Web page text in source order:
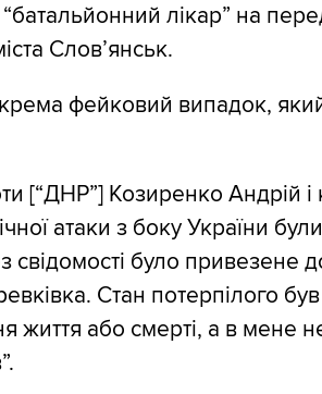
лікар” на
Слов’янськ.
фейковий випадок,
[“ДНР”] Козиренко Андрій і
атаки з боку України
свідомості було привезене
Стан потерпілого
життя або смерті, а в мене